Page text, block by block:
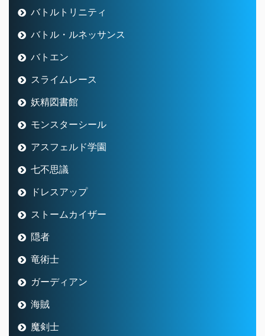
バトルトリニティ
バトル・ルネッサンス
バトエン
スライムレース
妖精図書館
モンスターシール
アスフェルド学園
七不思議
ドレスアップ
ストームカイザー
隠者
竜術士
ガーディアン
海賊
魔剣士